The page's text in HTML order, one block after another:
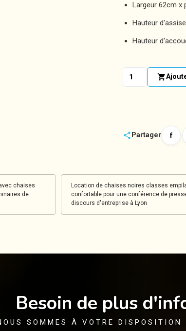
Largeur 62cm x
Hauteur
Hauteur
shopping_cart
share Partager
chaises
de
Location de chaises noires classes
confortable pour une conférence de
discours d'entreprise à Lyon
Besoin de plus
SOMMES À VOTRE DISPOSITION